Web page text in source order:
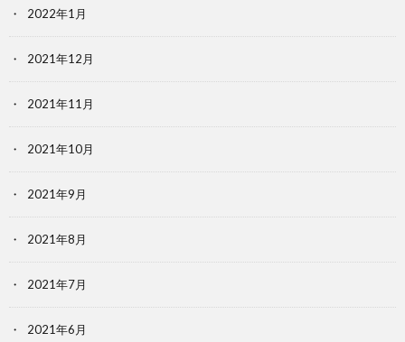
2022年1月
2021年12月
2021年11月
2021年10月
2021年9月
2021年8月
2021年7月
2021年6月